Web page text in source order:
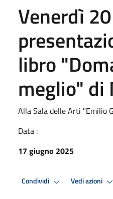
Venerdì
libro
meglio" di
Alla Sala delle Arti "Emilio
Data :
17 giugno 2025
Condividi Vedi azioni